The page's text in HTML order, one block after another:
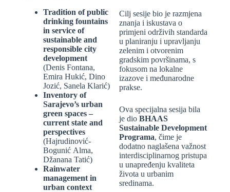
Tradition of public
drinking fountains
in service of
sustainable and
responsible city
development
(Denis Fontana,
Emira Hukić, Dino
Jozić, Sanela Klarić)
Inventory of
Sarajevo’s urban
green spaces –
current state and
perspectives
(Hajrudinović-
Bogunić Alma,
Džanana Tatić)
Rainwater
management in
urban context
Cilj sesije bio je razmjena
znanja i iskustava o
primjeni održivih standarda
u planiranju i upravljanju
zelenim i otvorenim
gradskim površinama, s
fokusom na lokalne
izazove i međunarodne
prakse.
Ova specijalna sesija bila
je dio BHAAS
Sustainable Development
Programa, čime je
dodatno naglašena važnost
interdisciplinarnog pristupa
u unapređenju kvaliteta
života u urbanim
sredinama.